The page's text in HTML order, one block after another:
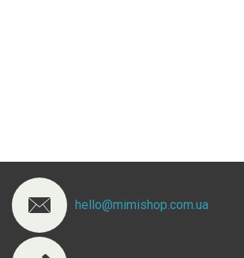
hello@mimishop.com.ua